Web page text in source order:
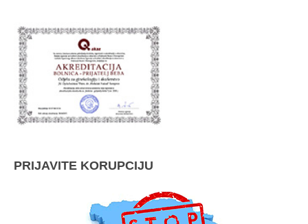
PRIJAVITE KORUPCIJU